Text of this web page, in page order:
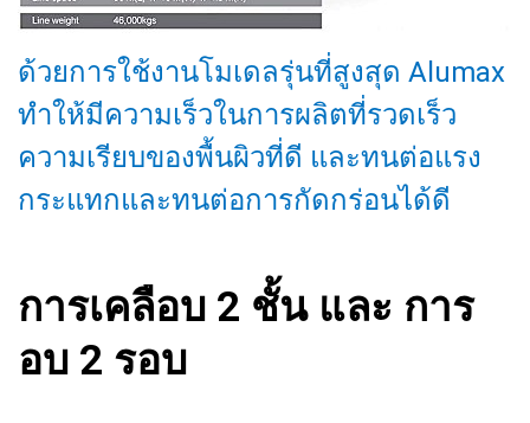
ด้วยการใช้งานโมเดลรุ่นที่สูงสุด Alumax
ทำให้มีความเร็วในการผลิตที่รวดเร็ว
ความเรียบของพื้นผิวที่ดี และทนต่อแรง
กระแทกและทนต่อการกัดกร่อนได้ดี
การเคลือบ 2 ชั้น และ การ
อบ 2 รอบ